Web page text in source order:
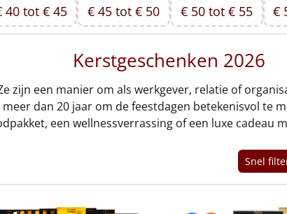
40 tot € 45 € 45 tot € 50 € 50 tot € 55 €
Kerstgeschenken 2026
zijn een manier om als werkgever, relatie of
dan 20 jaar om de feestdagen betekenisvol te
een wellnessverrassing of een luxe cadeau
Snel